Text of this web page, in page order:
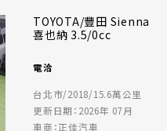
TOYOTA/豐田 Sienna
喜也納 3.5/0cc
電洽
台北市/2018/15.6萬公里
更新日期：2026年 07月
車商：正佳汽車